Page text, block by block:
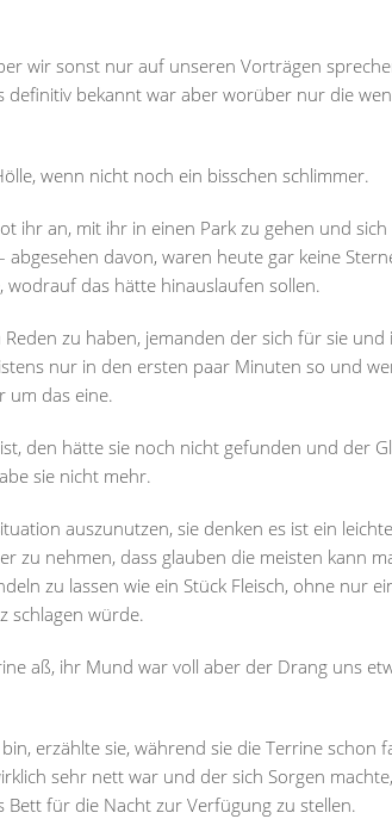
wir sonst nur auf unseren Vorträgen
definitiv bekannt war aber worüber nur die
wenn nicht noch ein bisschen schlimmer.
ihr an, mit ihr in einen Park zu gehen und
davon, waren heute gar keine
wodrauf das hätte hinauslaufen sollen.
zu haben, jemanden der sich für sie und
nur in den ersten paar Minuten so und
um das eine.
den hätte sie noch nicht gefunden und der
sie nicht mehr.
auszunutzen, sie denken es ist ein
zu nehmen, dass glauben die meisten kann
zu lassen wie ein Stück Fleisch, ohne nur
schlagen würde.
aß, ihr Mund war voll aber der Drang uns
erzählte sie, während sie die Terrine schon
sehr nett war und der sich Sorgen
für die Nacht zur Verfügung zu stellen.